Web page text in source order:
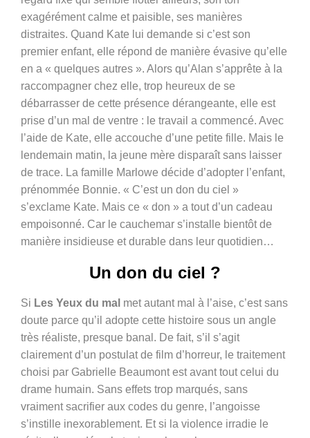
exagérément calme et paisible, ses manières
distraites. Quand Kate lui demande si c’est son
premier enfant, elle répond de manière évasive qu’elle
en a « quelques autres ». Alors qu’Alan s’apprête à la
raccompagner chez elle, trop heureux de se
débarrasser de cette présence dérangeante, elle est
prise d’un mal de ventre : le travail a commencé. Avec
l’aide de Kate, elle accouche d’une petite fille. Mais le
lendemain matin, la jeune mère disparaît sans laisser
de trace. La famille Marlowe décide d’adopter l’enfant,
prénommée Bonnie. « C’est un don du ciel »
s’exclame Kate. Mais ce « don » a tout d’un cadeau
empoisonné. Car le cauchemar s’installe bientôt de
manière insidieuse et durable dans leur quotidien…
Un don du ciel ?
Si Les Yeux du mal met autant mal à l’aise, c’est sans
doute parce qu’il adopte cette histoire sous un angle
très réaliste, presque banal. De fait, s’il s’agit
clairement d’un postulat de film d’horreur, le traitement
choisi par Gabrielle Beaumont est avant tout celui du
drame humain. Sans effets trop marqués, sans
vraiment sacrifier aux codes du genre, l’angoisse
s’instille inexorablement. Et si la violence irradie le